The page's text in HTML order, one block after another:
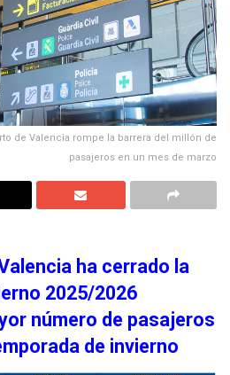
de Valencia rompe la barrera del millón de
pasajeros en un mes de marzo
ha cerrado la
2025/2026
número de pasajeros
de invierno